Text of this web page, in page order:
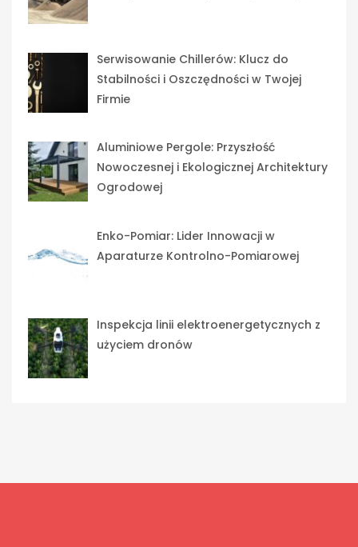
Serwisowanie Chillerów: Klucz do
Stabilności i Oszczędności w Twojej
Firmie
Aluminiowe Pergole: Przyszłość
Nowoczesnej i Ekologicznej Architektury
Ogrodowej
Enko-Pomiar: Lider Innowacji w
Aparaturze Kontrolno-Pomiarowej
Inspekcja linii elektroenergetycznych z
użyciem dronów